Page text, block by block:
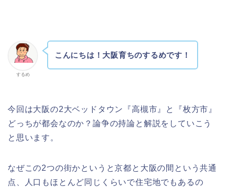
するめ
こんにちは！大阪育ちのするめです！
今回は大阪の2大ベッドタウン『高槻市』と『枚方市』
どっちが都会なのか？論争の持論と解説をしていこう
と思います。
なぜこの2つの街かというと京都と大阪の間という共通
点、人口もほとんど同じくらいで住宅地でもあるの